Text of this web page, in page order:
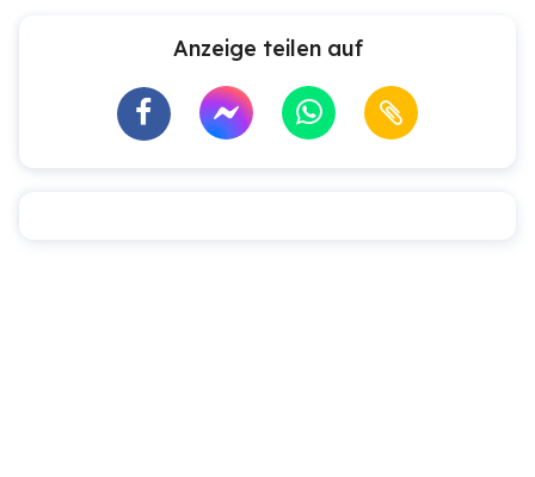
Anzeige teilen auf